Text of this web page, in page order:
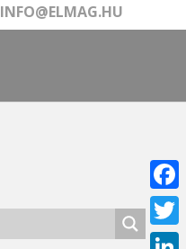
INFO@ELMAG.HU